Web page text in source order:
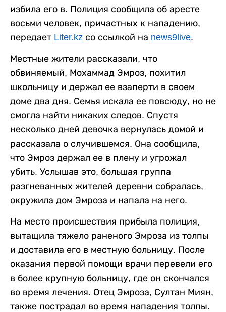
избила его в. Полиция сообщила об аресте
восьми человек, причастных к нападению,
передает Liter.kz со ссылкой на news9live.
Местные жители рассказали, что
обвиняемый, Мохаммад Эмроз, похитил
школьницу и держал ее взаперти в своем
доме два дня. Семья искала ее повсюду, но не
смогла найти никаких следов. Спустя
несколько дней девочка вернулась домой и
рассказала о случившемся. Она сообщила,
что Эмроз держал ее в плену и угрожал
убить. Услышав это, большая группа
разгневанных жителей деревни собралась,
окружила дом Эмроза и напала на него.
На место происшествия прибыла полиция,
вытащила тяжело раненого Эмроза из толпы
и доставила его в местную больницу. После
оказания первой помощи врачи перевели его
в более крупную больницу, где он скончался
во время лечения. Отец Эмроза, Султан Миян,
также пострадал во время нападения толпы.